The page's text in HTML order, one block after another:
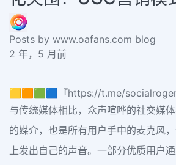
Posts by www.oafans.com blog
2 年，5 月前
🟨🟧🟩🟦『https://t.me/
与传统媒体相比，众声喧哗的社交媒
的媒介，也是所有用户手中的麦克风
上发出自己的声音。一部分优质用户